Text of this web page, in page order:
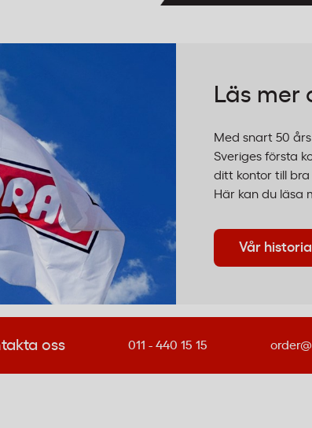
Läs mer
Med snart 50
Sveriges första
ditt kontor till bra
Här kan du läsa
Vår historia
oss 011 - 440 15 15